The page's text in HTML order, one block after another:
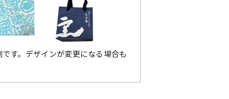
す。デザインが変更になる場合も